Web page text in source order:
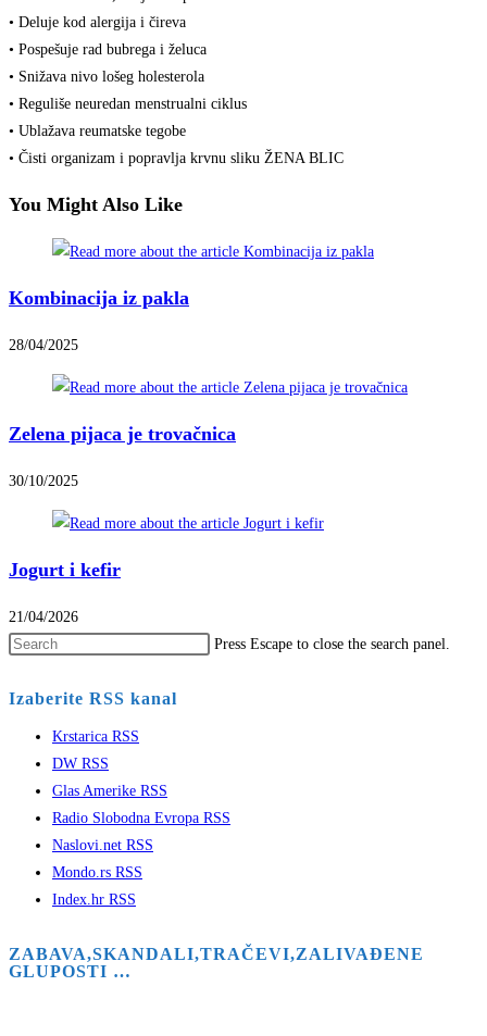
• Deluje kod alergija i čireva
• Pospešuje rad bubrega i želuca
• Snižava nivo lošeg holesterola
• Reguliše neuredan menstrualni ciklus
• Ublažava reumatske tegobe
• Čisti organizam i popravlja krvnu sliku ŽENA BLIC
You Might Also Like
Kombinacija iz pakla
28/04/2025
Zelena pijaca je trovačnica
30/10/2025
Jogurt i kefir
21/04/2026
Press Escape to close the search panel.
Izaberite RSS kanal
Krstarica RSS
DW RSS
Glas Amerike RSS
Radio Slobodna Evropa RSS
Naslovi.net RSS
Mondo.rs RSS
Index.hr RSS
ZABAVA,SKANDALI,TRAČEVI,ZALIVAĐENE
GLUPOSTI …